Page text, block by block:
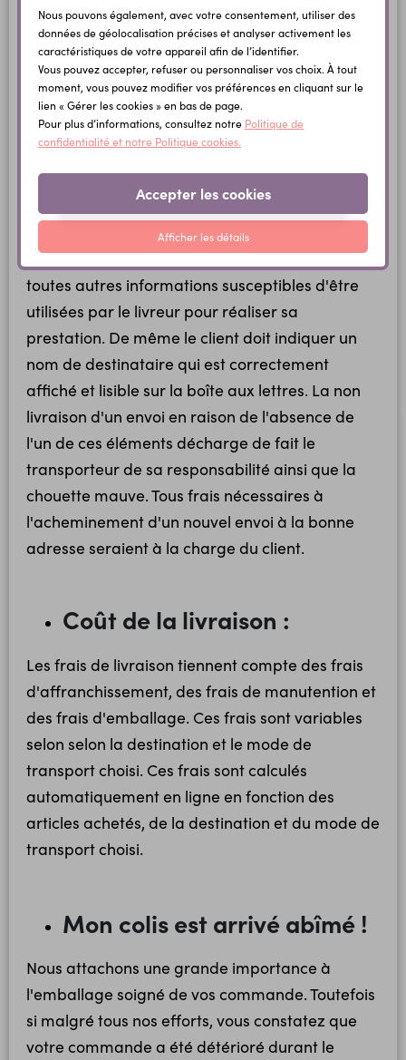
défaut dans l'adresse du destinataire, il revient
au client de régler les frais d'affranchissement
supplémentaires, nécessaires à la réalisation du
nouvel envoi.
Il est de la responsabilité du client de s'assurer
que l'adresse du destinataire est complète. Le
client doit fournir tous les éléments visant à
faciliter la livraison par les services de transport
: nom de la résidence s'il y a lieu, numéro d'allée,
de bâtiment, d'appartement, code porte et
toutes autres informations susceptibles d'être
utilisées par le livreur pour réaliser sa
prestation. De même le client doit indiquer un
nom de destinataire qui est correctement
affiché et lisible sur la boîte aux lettres. La non
livraison d'un envoi en raison de l'absence de
l'un de ces éléments décharge de fait le
transporteur de sa responsabilité ainsi que la
chouette mauve. Tous frais nécessaires à
l'acheminement d'un nouvel envoi à la bonne
adresse seraient à la charge du client.
Coût de la livraison :
Les frais de livraison tiennent compte des frais
d'affranchissement, des frais de manutention et
des frais d'emballage. Ces frais sont variables
selon selon la destination et le mode de
transport choisi. Ces frais sont calculés
automatiquement en ligne en fonction des
articles achetés, de la destination et du mode de
transport choisi.
Mon colis est arrivé abîmé !
Nous attachons une grande importance à
l'emballage soigné de vos commande. Toutefois
si malgré tous nos efforts, vous constatez que
votre commande a été détérioré durant le
Nous pouvons également, avec votre consentement, utiliser des
données de géolocalisation précises et analyser activement les
caractéristiques de votre appareil afin de l’identifier.
Vous pouvez accepter, refuser ou personnaliser vos choix. À tout
moment, vous pouvez modifier vos préférences en cliquant sur le
lien « Gérer les cookies » en bas de page.
Pour plus d’informations, consultez notre Politique de
confidentialité et notre Politique cookies.
Accepter les cookies
Afficher les détails